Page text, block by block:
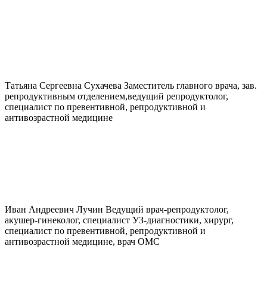
Татьяна Сергеевна Сухачева Заместитель главного врача, зав.
репродуктивным отделением,ведущий репродуктолог,
специалист по превентивной, репродуктивной и
антивозрастной медицине
Иван Андреевич Лучин Ведущий врач-репродуктолог,
акушер-гинеколог, специалист УЗ-диагностики, хирург,
специалист по превентивной, репродуктивной и
антивозрастной медицине, врач ОМС